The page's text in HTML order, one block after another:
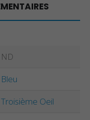
ND
Bleu
Troisième Oeil